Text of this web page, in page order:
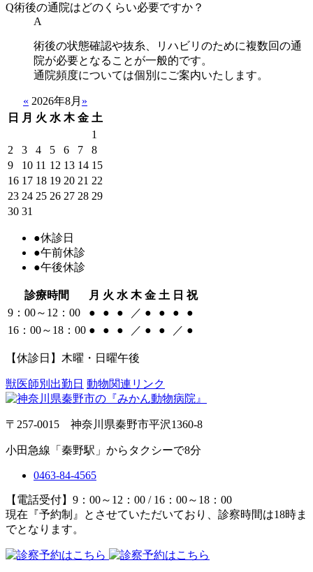
Q術後の通院はどのくらい必要ですか？
A
術後の状態確認や抜糸、リハビリのために複数回の通
院が必要となることが一般的です。
通院頻度については個別にご案内いたします。
« 2026年8月 »
日
月 火 水 木 金 土
1
2
3 4 5 6 7
8
9
10 11 12 13 14 15
16 17 18 19 20 21 22
23 24 25 26 27 28 29
30 31
●休診日
●午前休診
●午後休診
診療時間 月 火 水 木 金 土 日 祝
9：00～12：00
● ● ● ／ ● ● ●
●
16：00～18：00 ● ● ● ／ ● ● ／ ●
【休診日】木曜・日曜午後
獣医師別出勤日 動物関連リンク
〒257-0015 神奈川県秦野市平沢1360-8
小田急線「秦野駅」からタクシーで8分
0463-84-4565
【電話受付】9：00～12：00 / 16：00～18：00
現在『予約制』とさせていただいており、診察時間は18時ま
でとなります。